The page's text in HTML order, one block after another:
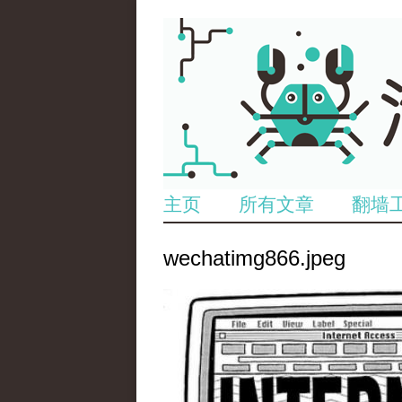
主页 所有文章 翻墙
wechatimg866.jpeg